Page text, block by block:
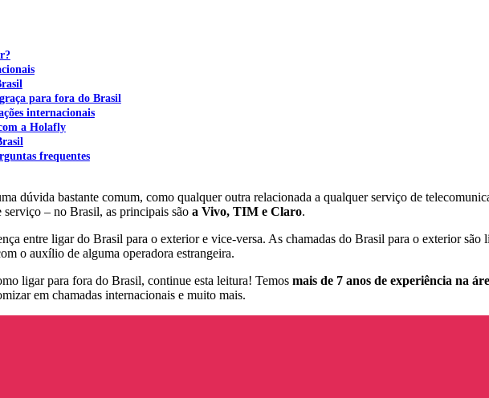
para fora do Brasil
internacionais
a Holafly
frequentes
dúvida bastante comum, como qualquer outra relacionada a qualquer serviço de
serviço – no Brasil, as principais são a Vivo, TIM e Claro.
entre ligar do Brasil para o exterior e vice-versa. As chamadas do Brasil para o exterior
o auxílio de alguma operadora estrangeira.
ligar para fora do Brasil, continue esta leitura! Temos mais de 7 anos de experiência na
em chamadas internacionais e muito mais.